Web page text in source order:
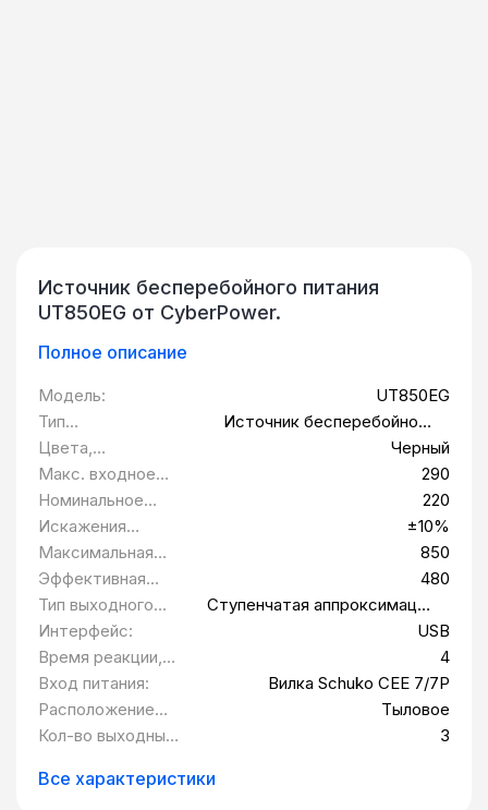
Источник бесперебойного питания
UT850EG от CyberPower.
Полное описание
Модель:
UT850EG
Тип
оборудования:
Источник бесперебойного
питания
Цвета,
использованные в
оформлении:
Черный
Макс. входное
напряжение:
290
Номинальное
выходное
напряжение В:
220
Искажения
выходного
напряжения:
±10%
Максимальная
выходная
мощность Вт:
850
Эффективная
мощность Вт:
480
Тип выходного
сигнала:
Ступенчатая аппроксимация
синусоиды
Интерфейс:
USB
Время реакции,
мс:
4
Вход питания:
Вилка Schuko CEE 7/7P
Расположение
розеток:
Тыловое
Кол-во выходных
3
Все характеристики